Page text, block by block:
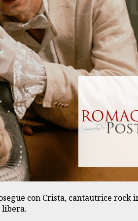
con Crista, cantautrice rock
libera.